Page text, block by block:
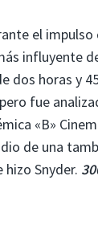
el
influyente
dos horas y
fue
«B»
de una
Snyder.